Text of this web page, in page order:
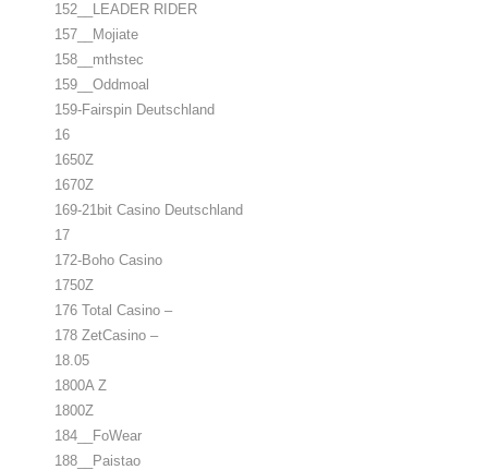
152__LEADER RIDER
157__Mojiate
158__mthstec
159__Oddmoal
159-Fairspin Deutschland
16
1650Z
1670Z
169-21bit Casino Deutschland
17
172-Boho Casino
1750Z
176 Total Casino –
178 ZetCasino –
18.05
1800A Z
1800Z
184__FoWear
188__Paistao